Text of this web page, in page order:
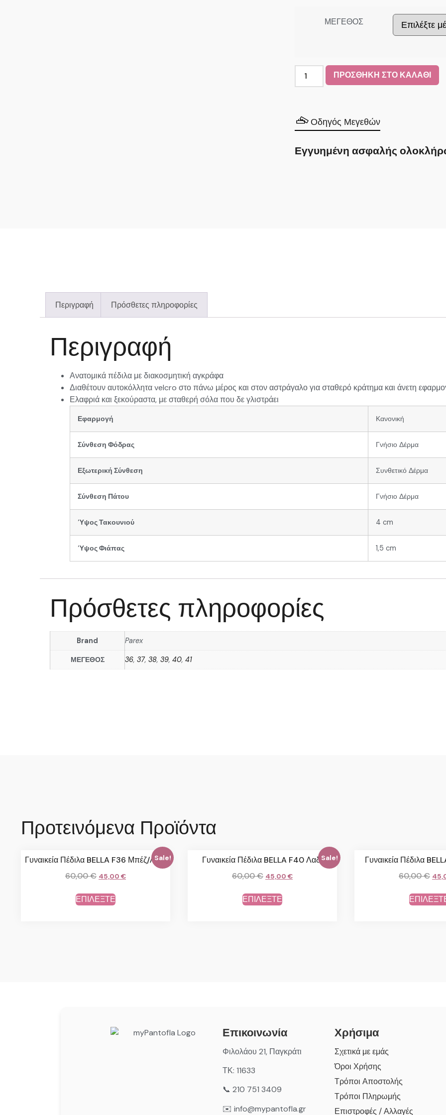
ΜΕΓΕΘΟΣ
ΠΡΟΣΘΗΚΗ ΣΤΟ ΚΑΛΑΘΙ
Οδηγός Μεγεθών
Εγγυημένη ασφαλής
Περιγραφή Πρόσθετες πληροφορίες
Περιγραφή
Ανατομικά πέδιλα με διακοσμητική αγκράφα
Διαθέτουν αυτοκόλλητα velcro στο πάνω μέρος και στον αστράγαλο για σταθερό κράτημα και άνετη
Ελαφριά και ξεκούραστα, με σταθερή σόλα που δε γλιστράει
Εφαρμογή Κανονική
Σύνθεση Φόδρας Γνήσιο Δέρμα
Εξωτερική Σύνθεση Συνθετικό Δέρμα
Σύνθεση Πάτου Γνήσιο Δέρμα
Ύψος Τακουνιού 4 cm
Ύψος Φιάπας 1,5 cm
Πρόσθετες πληροφορίες
Brand Parex
ΜΕΓΕΘΟΣ 36, 37, 38, 39, 40, 41
Προτεινόμενα Προϊόντα
Sale!
Γυναικεία Πέδιλα BELLA F36 Μπέζ/Λαδί
60,00€ 45,00 €
ΕΠΙΛΕΞΤΕ
Sale!
Γυναικεία Πέδιλα BELLA F40 Λαδί
60,00€ 45,00 €
ΕΠΙΛΕΞΤΕ
Γυναικεία Πέδιλα
60,00€
Επικοινωνία
Φιλολάου 21, Παγκράτι
ΤΚ: 11633
📞 210 751 3409
✉️ info@mypantofla.gr
Χρήσιμα
Σχετικά με εμάς
Όροι Χρήσης
Τρόποι Αποστολής
Τρόποι Πληρωμής
Επιστροφές / Αλλαγές